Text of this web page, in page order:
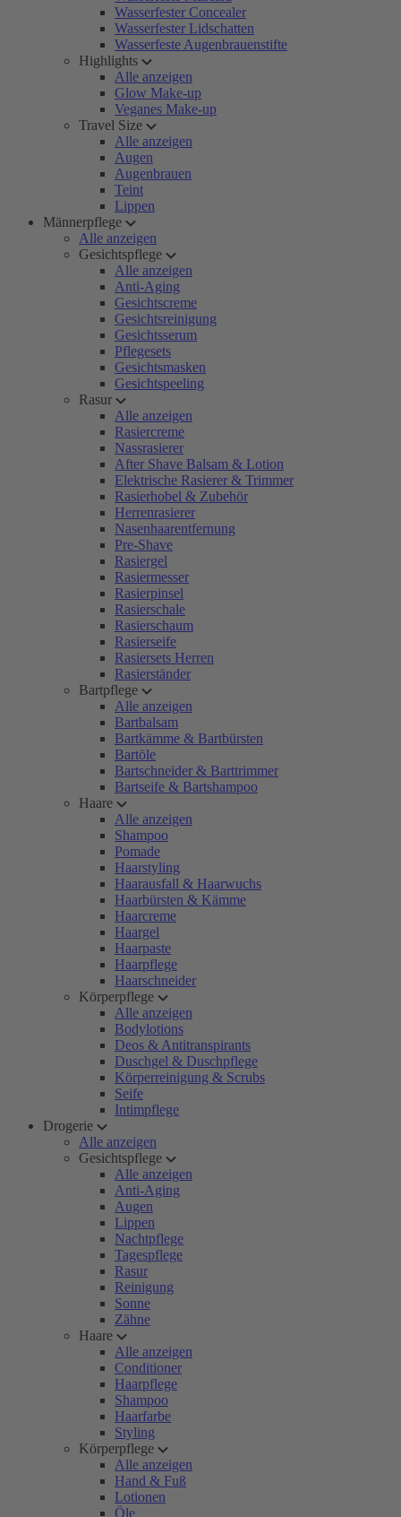
Wasserfester Concealer
Wasserfester Lidschatten
Wasserfeste Augenbrauenstifte
Highlights
Alle anzeigen
Glow Make-up
Veganes Make-up
Travel Size
Alle anzeigen
Augen
Augenbrauen
Teint
Lippen
Männerpflege
Alle anzeigen
Gesichtspflege
Alle anzeigen
Anti-Aging
Gesichtscreme
Gesichtsreinigung
Gesichtsserum
Pflegesets
Gesichtsmasken
Gesichtspeeling
Rasur
Alle anzeigen
Rasiercreme
Nassrasierer
After Shave Balsam & Lotion
Elektrische Rasierer & Trimmer
Rasierhobel & Zubehör
Herrenrasierer
Nasenhaarentfernung
Pre-Shave
Rasiergel
Rasiermesser
Rasierpinsel
Rasierschale
Rasierschaum
Rasierseife
Rasiersets Herren
Rasierständer
Bartpflege
Alle anzeigen
Bartbalsam
Bartkämme & Bartbürsten
Bartöle
Bartschneider & Barttrimmer
Bartseife & Bartshampoo
Haare
Alle anzeigen
Shampoo
Pomade
Haarstyling
Haarausfall & Haarwuchs
Haarbürsten & Kämme
Haarcreme
Haargel
Haarpaste
Haarpflege
Haarschneider
Körperpflege
Alle anzeigen
Bodylotions
Deos & Antitranspirants
Duschgel & Duschpflege
Körperreinigung & Scrubs
Seife
Intimpflege
Drogerie
Alle anzeigen
Gesichtspflege
Alle anzeigen
Anti-Aging
Augen
Lippen
Nachtpflege
Tagespflege
Rasur
Reinigung
Sonne
Zähne
Haare
Alle anzeigen
Conditioner
Haarpflege
Shampoo
Haarfarbe
Styling
Körperpflege
Alle anzeigen
Hand & Fuß
Lotionen
Öle